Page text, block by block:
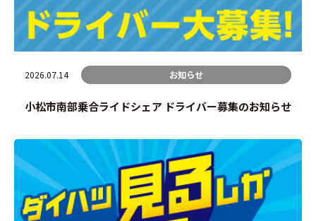
2026.07.14 お知らせ
小松市南部乗合ライドシェア ドライバー募集のお知らせ